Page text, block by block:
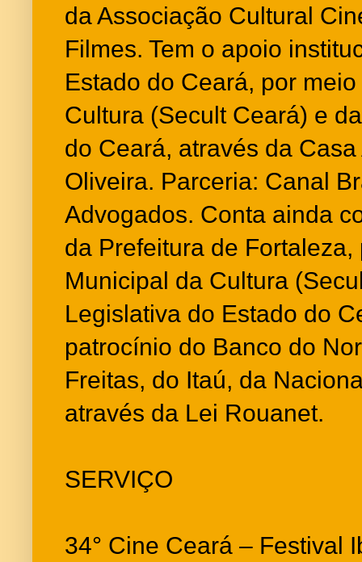
da Associação Cultural
Filmes. Tem o apoio
Estado do Ceará, por
Cultura (Secult Ceará) e
do Ceará, através da
Oliveira. Parceria: Canal
Advogados. Conta ainda
da Prefeitura de
Municipal da Cultura
Legislativa do Estado do
patrocínio do Banco do
Freitas, do Itaú, da
através da Lei Rouanet.
SERVIÇO
34° Cine Ceará – Festival